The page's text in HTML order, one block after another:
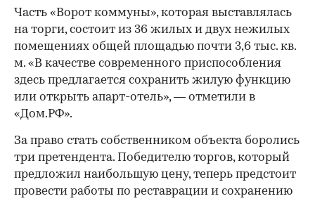
Часть «Ворот коммуны», которая выставлялась
на торги, состоит из 36 жилых и двух нежилых
помещениях общей площадью почти 3,6 тыс. кв.
м. «В качестве современного приспособления
здесь предлагается сохранить жилую функцию
или открыть апарт-отель», — отметили в
«Дом.РФ».
За право стать собственником объекта боролись
три претендента. Победителю торгов, который
предложил наибольшую цену, теперь предстоит
провести работы по реставрации и сохранению